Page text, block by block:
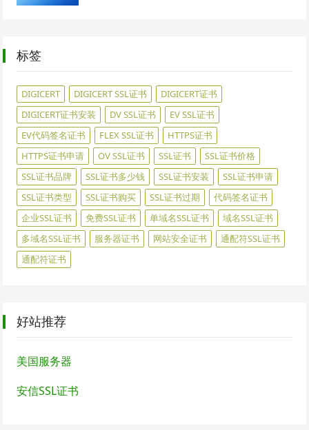
标签
DIGICERT DIGICERT SSL证书
DIGICERT证书
DIGICERT证书安装
DV SSL证书
EV SSL证书
EV代码签名证书
FLEX SSL证书
HTTPS证书
HTTPS证书申请
OV SSL证书 SSL证书
SSL证书价格
SSL证书品牌
SSL证书多少钱 SSL证书安装
SSL证书申请
SSL证书类型
SSL证书购买 SSL证书过期
代码签名证书
企业SSL证书
免费SSL证书 单域名SSL证书
域名SSL证书
多域名SSL证书
服务器证书 网站安全证书
通配符SSL证书
通配符证书
好站推荐
美国服务器
安信SSL证书